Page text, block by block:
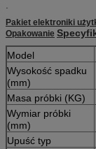
Pakiet elektroniki
Opakowanie
Model
Wysokość spadku
(mm)
Masa próbki (KG)
Wymiar próbki
(mm)
Upuść typ